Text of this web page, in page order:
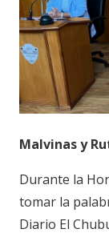
Malvinas y
Durante la
tomar la
Diario El